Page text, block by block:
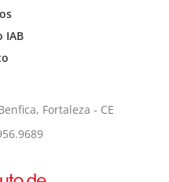
IAB
Fortaleza - CE